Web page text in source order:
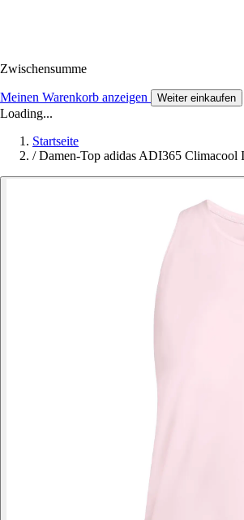
Zwischensumme
Meinen Warenkorb anzeigen Weiter einkaufen
Loading...
Startseite
/ Damen-Top adidas ADI365 Climacool